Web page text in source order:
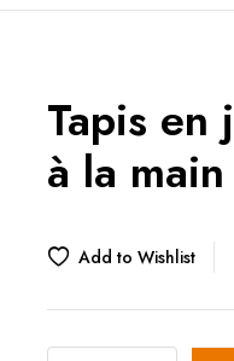
Lits
Chevet de Lit
Têtes de Lits
Armoires
Miroirs à Fixer
Miroirs Debout
Tapis
Braséro
Lanternes
Pot de Fleurs
Tapis en
à la main
Add to Wishlist